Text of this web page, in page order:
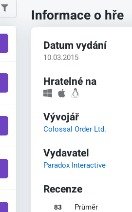
Informace o hře
Datum vydání
10.03.2015
Hratelné na
Vývojář
Colossal Order Ltd.
Vydavatel
Paradox Interactive
Recenze
83
Průměr